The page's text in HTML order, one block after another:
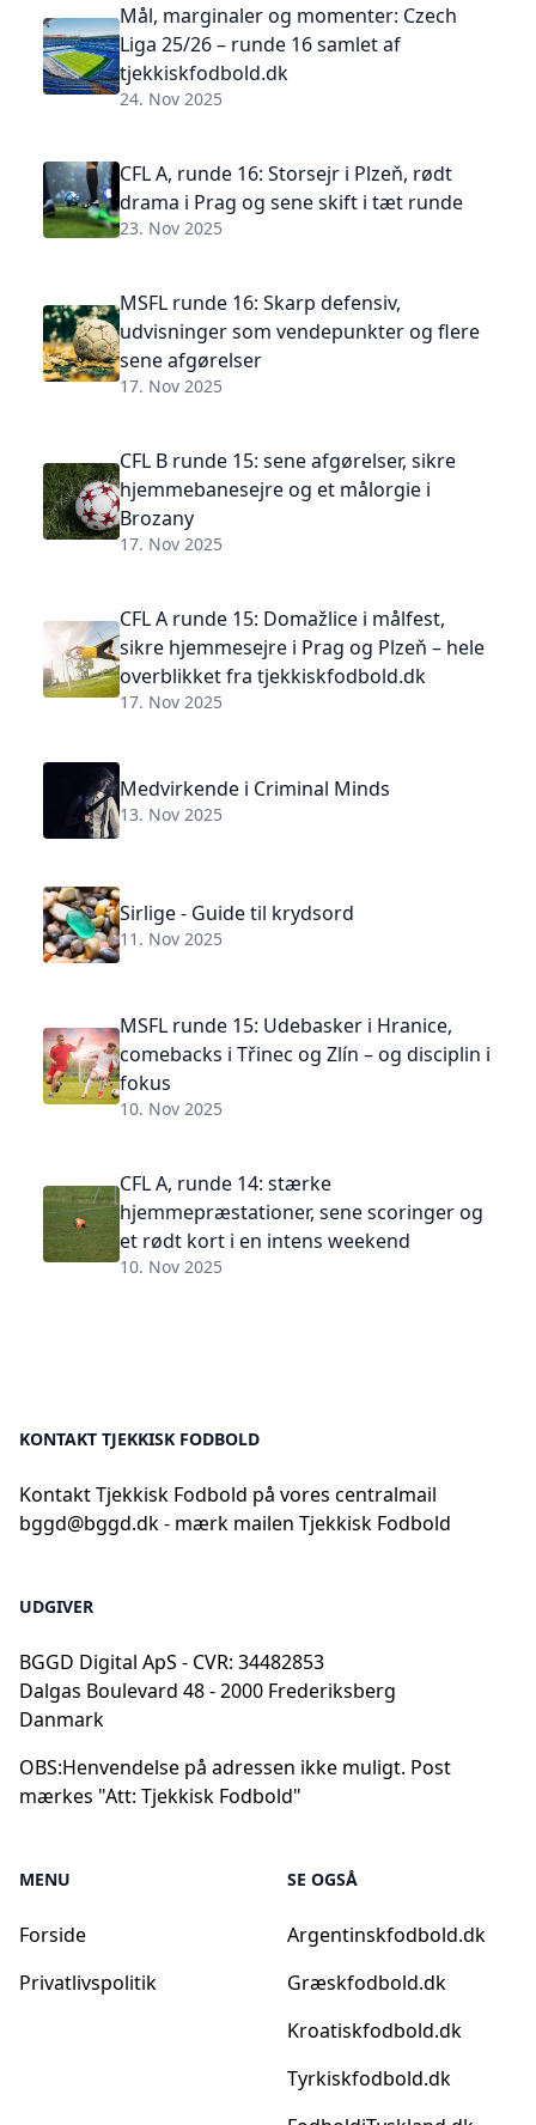
Mål, marginaler og momenter: Czech
Liga 25/26 – runde 16 samlet af
tjekkiskfodbold.dk
24. Nov 2025
CFL A, runde 16: Storsejr i Plzeň, rødt
drama i Prag og sene skift i tæt runde
23. Nov 2025
MSFL runde 16: Skarp defensiv,
udvisninger som vendepunkter og flere
sene afgørelser
17. Nov 2025
CFL B runde 15: sene afgørelser, sikre
hjemmebanesejre og et målorgie i
Brozany
17. Nov 2025
CFL A runde 15: Domažlice i målfest,
sikre hjemmesejre i Prag og Plzeň – hele
overblikket fra tjekkiskfodbold.dk
17. Nov 2025
Medvirkende i Criminal Minds
13. Nov 2025
Sirlige - Guide til krydsord
11. Nov 2025
MSFL runde 15: Udebasker i Hranice,
comebacks i Třinec og Zlín – og disciplin i
fokus
10. Nov 2025
CFL A, runde 14: stærke
hjemmepræstationer, sene scoringer og
et rødt kort i en intens weekend
10. Nov 2025
KONTAKT TJEKKISK FODBOLD
Kontakt Tjekkisk Fodbold på vores centralmail
bggd@bggd.dk- mærk mailen Tjekkisk Fodbold
UDGIVER
BGGD Digital ApS - CVR: 34482853
Dalgas Boulevard 48 - 2000 Frederiksberg
Danmark
OBS:Henvendelse på adressen ikke muligt. Post
mærkes "Att: Tjekkisk Fodbold"
MENU
Forside
Privatlivspolitik
SE OGSÅ
Argentinskfodbold.dk
Græskfodbold.dk
Kroatiskfodbold.dk
Tyrkiskfodbold.dk